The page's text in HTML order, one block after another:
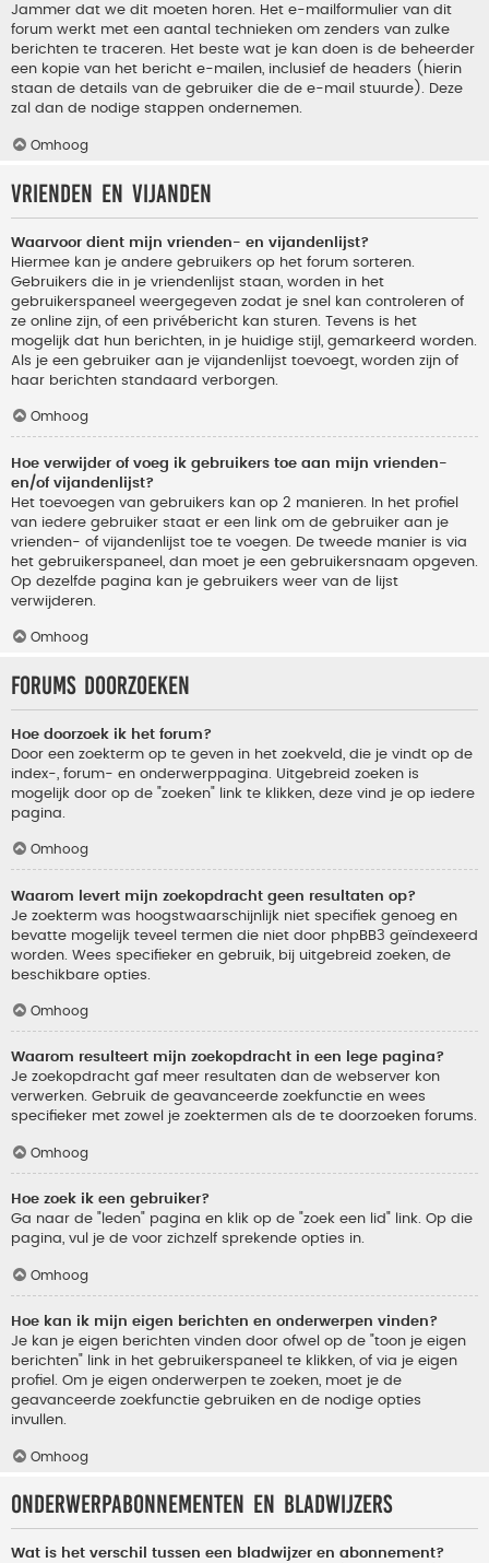
Jammer dat we dit moeten horen. Het e-mailformulier van dit
forum werkt met een aantal technieken om zenders van zulke
berichten te traceren. Het beste wat je kan doen is de beheerder
een kopie van het bericht e-mailen, inclusief de headers (hierin
staan de details van de gebruiker die de e-mail stuurde). Deze
zal dan de nodige stappen ondernemen.
Omhoog
Vrienden en vijanden
Waarvoor dient mijn vrienden- en vijandenlijst?
Hiermee kan je andere gebruikers op het forum sorteren.
Gebruikers die in je vriendenlijst staan, worden in het
gebruikerspaneel weergegeven zodat je snel kan controleren of
ze online zijn, of een privébericht kan sturen. Tevens is het
mogelijk dat hun berichten, in je huidige stijl, gemarkeerd worden.
Als je een gebruiker aan je vijandenlijst toevoegt, worden zijn of
haar berichten standaard verborgen.
Omhoog
Hoe verwijder of voeg ik gebruikers toe aan mijn vrienden-
en/of vijandenlijst?
Het toevoegen van gebruikers kan op 2 manieren. In het profiel
van iedere gebruiker staat er een link om de gebruiker aan je
vrienden- of vijandenlijst toe te voegen. De tweede manier is via
het gebruikerspaneel, dan moet je een gebruikersnaam opgeven.
Op dezelfde pagina kan je gebruikers weer van de lijst
verwijderen.
Omhoog
Forums doorzoeken
Hoe doorzoek ik het forum?
Door een zoekterm op te geven in het zoekveld, die je vindt op de
index-, forum- en onderwerppagina. Uitgebreid zoeken is
mogelijk door op de "zoeken" link te klikken, deze vind je op iedere
pagina.
Omhoog
Waarom levert mijn zoekopdracht geen resultaten op?
Je zoekterm was hoogstwaarschijnlijk niet specifiek genoeg en
bevatte mogelijk teveel termen die niet door phpBB3 geïndexeerd
worden. Wees specifieker en gebruik, bij uitgebreid zoeken, de
beschikbare opties.
Omhoog
Waarom resulteert mijn zoekopdracht in een lege pagina?
Je zoekopdracht gaf meer resultaten dan de webserver kon
verwerken. Gebruik de geavanceerde zoekfunctie en wees
specifieker met zowel je zoektermen als de te doorzoeken forums.
Omhoog
Hoe zoek ik een gebruiker?
Ga naar de "leden" pagina en klik op de "zoek een lid" link. Op die
pagina, vul je de voor zichzelf sprekende opties in.
Omhoog
Hoe kan ik mijn eigen berichten en onderwerpen vinden?
Je kan je eigen berichten vinden door ofwel op de "toon je eigen
berichten" link in het gebruikerspaneel te klikken, of via je eigen
profiel. Om je eigen onderwerpen te zoeken, moet je de
geavanceerde zoekfunctie gebruiken en de nodige opties
invullen.
Omhoog
Onderwerpabonnementen en bladwijzers
Wat is het verschil tussen een bladwijzer en abonnement?